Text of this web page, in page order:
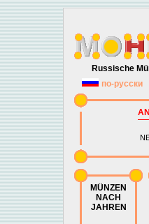
Russische
по-русски
MÜNZEN
NACH
JAHREN